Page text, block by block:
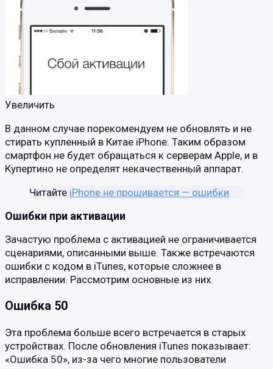
Увеличить
В данном случае порекомендуем не обновлять и не
стирать купленный в Китае iPhone. Таким образом
смартфон не будет обращаться к серверам Apple, и в
Купертино не определят некачественный аппарат.
Читайте iPhone не прошивается — ошибки
Ошибки при активации
Зачастую проблема с активацией не ограничивается
сценариями, описанными выше. Также встречаются
ошибки с кодом в iTunes, которые сложнее в
исправлении. Рассмотрим основные из них.
Ошибка 50
Эта проблема больше всего встречается в старых
устройствах. После обновления iTunes показывает:
«Ошибка 50», из-за чего многие пользователи